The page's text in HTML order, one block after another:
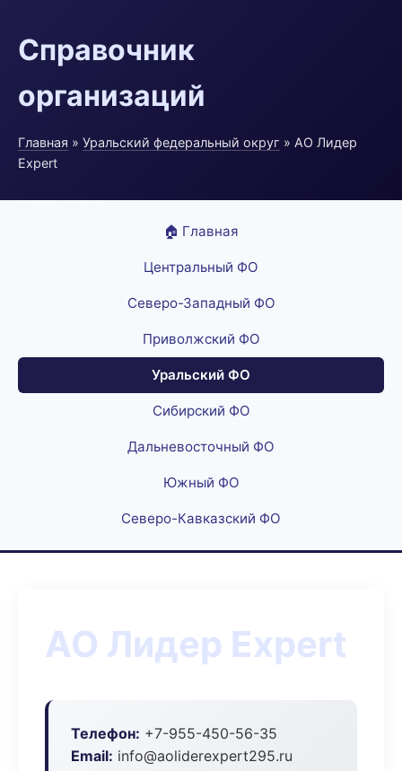
Справочник
организаций
Главная » Уральский федеральный округ » АО Лидер
Expert
🏠 Главная
Центральный ФО
Северо-Западный ФО
Приволжский ФО
Уральский ФО
Сибирский ФО
Дальневосточный ФО
Южный ФО
Северо-Кавказский ФО
АО Лидер Expert
Телефон: +7-955-450-56-35
Email: info@aoliderexpert295.ru